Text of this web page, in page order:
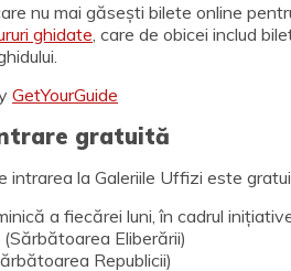
nu mai găsești bilete online
ghidate, care de obicei includ
GetYourGuide
gratuită
intrarea la Galeriile Uffizi este
a fiecărei luni, în cadrul
Eliberării)
Republicii)